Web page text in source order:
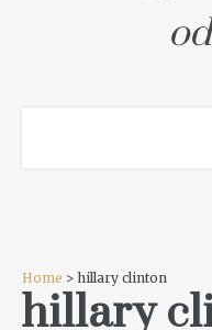
Home > hillary clinton
hillary